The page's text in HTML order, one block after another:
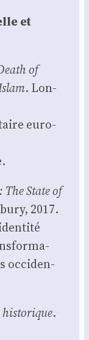
et
of
. Lon­
euro­
The State of
2017.
occi­den­
.